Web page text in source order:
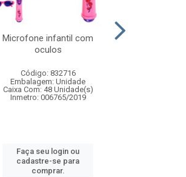
Microfone infantil com
oculos
Código: 832716
Embalagem: Unidade
Caixa Com: 48 Unidade(s)
Inmetro: 006765/2019
Faça seu login ou
cadastre-se para
comprar.